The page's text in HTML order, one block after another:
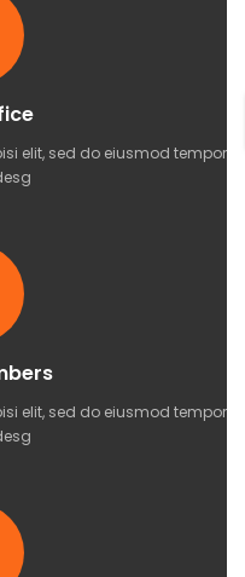
elit, sed do eiusmod tempor
elit, sed do eiusmod tempor